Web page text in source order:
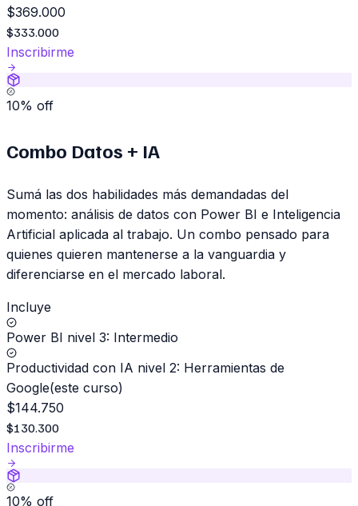
$369.000
$333.000
Inscribirme
10% off
Combo Datos + IA
Sumá las dos habilidades más demandadas del
momento: análisis de datos con Power BI e Inteligencia
Artificial aplicada al trabajo. Un combo pensado para
quienes quieren mantenerse a la vanguardia y
diferenciarse en el mercado laboral.
Incluye
Power BI nivel 3: Intermedio
Productividad con IA nivel 2: Herramientas de
Google(este curso)
$144.750
$130.300
Inscribirme
10% off